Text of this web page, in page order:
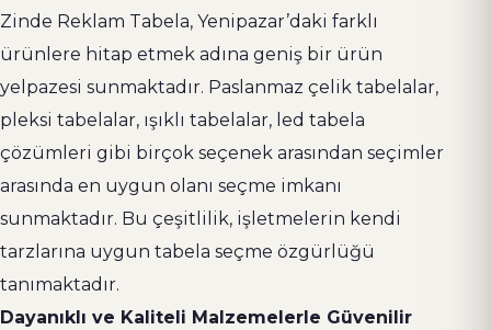
Zinde Reklam Tabela, Yenipazar’daki farklı
ürünlere hitap etmek adına geniş bir ürün
yelpazesi sunmaktadır. Paslanmaz çelik tabelalar,
pleksi tabelalar, ışıklı tabelalar, led tabela
çözümleri gibi birçok seçenek arasından seçimler
arasında en uygun olanı seçme imkanı
sunmaktadır. Bu çeşitlilik, işletmelerin kendi
tarzlarına uygun tabela seçme özgürlüğü
tanımaktadır.
Dayanıklı ve Kaliteli Malzemelerle Güvenilir